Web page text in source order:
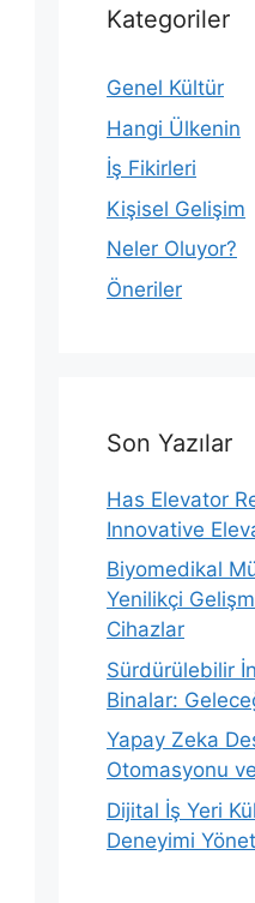
Kategoriler
Genel Kültür
Hangi Ülkenin
İş Fikirleri
Kişisel Gelişim
Neler Oluyor?
Öneriler
Son Yazılar
Has Elevator
Innovative
Biyomedikal
Yenilikçi
Cihazlar
Sürdürülebilir
Binalar:
Yapay Zeka
Otomasyonu
Dijital İş Yeri
Deneyimi